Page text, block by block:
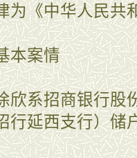
为《中华人民共
案情
招商银行股份
行延西支行）储